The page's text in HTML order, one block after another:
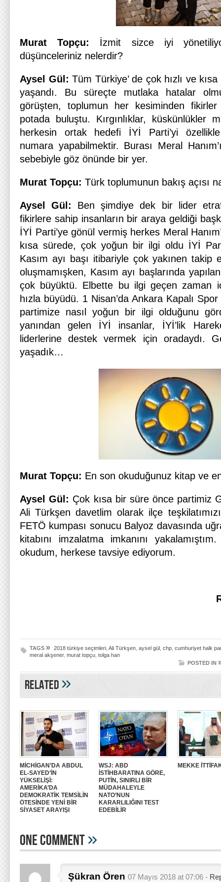
Murat Topçu:
İzmit sizce iyi
düşünceleriniz nelerdir?
Aysel Gül:Tüm Türkiye’ de çok hızlı ve
yaşandı. Bu süreçte mutlaka hatalar
görüşten, toplumun her kesiminden
potada buluştu. Kırgınlıklar, küskünlükler
herkesin ortak hedefi İYİ Parti’yi özellikle
numara yapabilmektir. Burası Meral
sebebiyle göz önünde bir yer.
Murat Topçu: Türk toplumunun bakış açısı
Aysel Gül: Ben şimdiye dek bir lider
fikirlere sahip insanların bir araya geldiği
İYİ Parti’ye gönül vermiş herkes Meral
kısa sürede, çok yoğun bir ilgi oldu İYİ
Kasım ayı başı itibariyle çok yakınen
oluşmamışken, Kasım ayı başlarında
çok büyüktü. Elbette bu ilgi geçen zaman
hızla büyüdü. 1 Nisan’da Ankara Kapalı
partimize nasıl yoğun bir ilgi olduğunu
yanından gelen İYİ insanlar, İYİ’lik
liderlerine destek vermek için oradaydı.
yaşadık…
Murat Topçu: En son okuduğunuz kitap ve
Aysel Gül: Çok kısa bir süre önce partimiz
Ali Türkşen davetlim olarak ilçe
FETÖ kumpası sonucu Balyoz davasında
kitabını imzalatma imkanını
okudum, herkese tavsiye ediyorum.
TAGS » 2018 türkiye seçimleri Ali Türkşen aysel gül chp cumhuriyet halk
meral akşener, murat topçu tolga han
POSTED IN
Related»
MİCHİGAN’DA ABDUL
EL-SAYED’İN
YÜKSELİŞİ:
AMERİKA’DA
DEMOKRATİK TEMSİLİN
ÖTESİNDE YENİ BİR
SİYASET ARAYIŞI
WSJ: ABD
İSTİHBARATINA GÖRE,
PUTİN, SINIRLI BİR
MÜDAHALEYLE
NATO’NUN
KARARLILIĞINI TEST
EDEBİLİR
MEKKE
One Comment»
Şükran Ören 07 Mayıs 2018 at 07:06 -